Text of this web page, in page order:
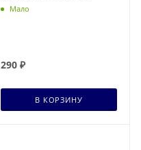
Мало
290₽
В КОРЗИНУ